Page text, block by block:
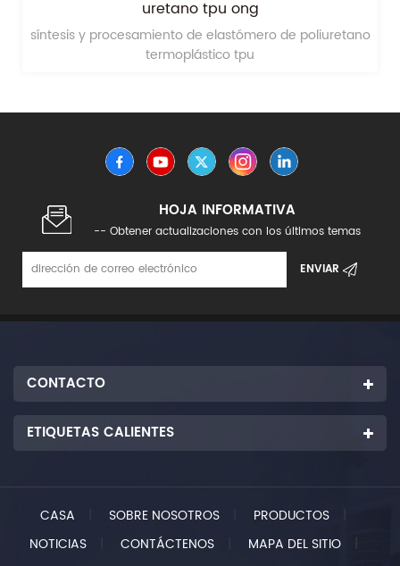
uretano tpu ong
síntesis y procesamiento de elastómero de poliuretano
termoplástico tpu
HOJA INFORMATIVA
-- Obtener actualizaciones con los últimos temas
CONTACTO
ETIQUETAS CALIENTES
CASA SOBRE NOSOTROS PRODUCTOS
NOTICIAS
CONTÁCTENOS MAPA DEL SITIO
|